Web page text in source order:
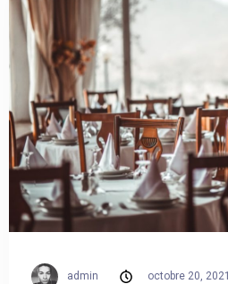
admin octobre 20, 2021
Arrivée
Pas de check-out
Invités:
1